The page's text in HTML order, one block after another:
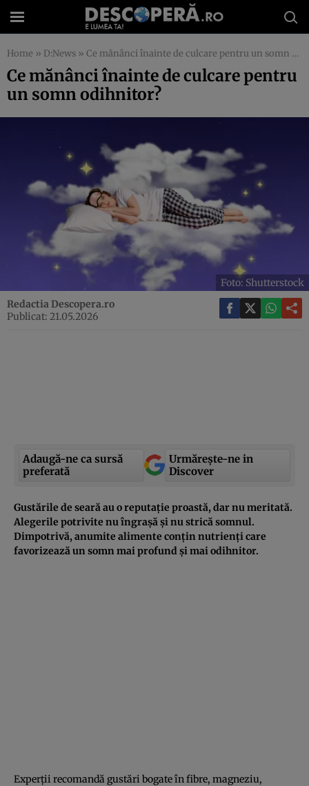
Home » D:News » Ce mănânci înainte de culcare pentru un somn odihnitor?
Ce mănânci înainte de culcare pentru
un somn odihnitor?
Foto: Shutterstock
Redactia Descopera.ro
Publicat: 21.05.2026
Adaugă-ne ca sursă
preferată
Urmărește-ne in
Discover
Gustările de seară au o reputație proastă, dar nu meritată.
Alegerile potrivite nu îngrașă și nu strică somnul.
Dimpotrivă, anumite alimente conțin nutrienți care
favorizează un somn mai profund și mai odihnitor.
Experții recomandă gustări bogate în fibre, magneziu,